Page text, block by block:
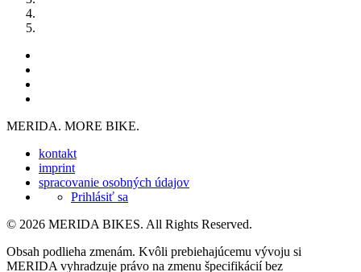
MERIDA. MORE BIKE.
kontakt
imprint
spracovanie osobných údajov
Prihlásiť sa
© 2026 MERIDA BIKES. All Rights Reserved.
Obsah podlieha zmenám. Kvôli prebiehajúcemu vývoju si
MERIDA vyhradzuje právo na zmenu špecifikácií bez